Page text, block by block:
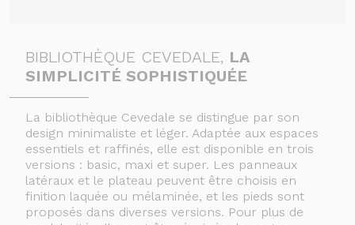
BIBLIOTHÈQUE CEVEDALE, LA
SIMPLICITÉ SOPHISTIQUÉE
La bibliothèque Cevedale se distingue par son
design minimaliste et léger. Adaptée aux espaces
essentiels et raffinés, elle est disponible en trois
versions : basic, maxi et super. Les panneaux
latéraux et le plateau peuvent être choisis en
finition laquée ou mélaminée, et les pieds sont
proposés dans diverses versions. Pour plus de